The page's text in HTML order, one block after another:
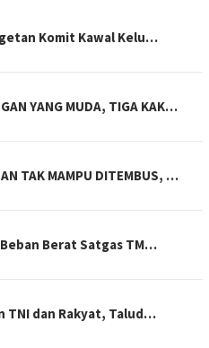
Komit Kawal Kelu…
YANG MUDA, TIGA KAK…
TAK MAMPU DITEMBUS, …
Berat Satgas TM…
TNI dan Rakyat, Talud…